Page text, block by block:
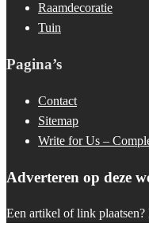
Raamdecoratie
Tuin
Pagina’s
Contact
Sitemap
Write for Us –
Adverteren op deze
Een artikel of link plaatsen?